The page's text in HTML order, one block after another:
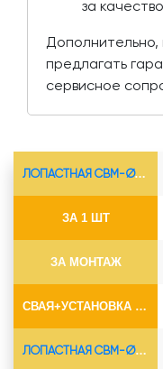
за
Дополнительно,
предлагать
сервисное
ЛОПАСТНАЯ СВМ-Ø73*5.5
ЗА 1 ШТ
ЗА МОНТАЖ
СВАЯ+УСТАНОВКА (БЕЗ ОГОЛОВКА)
ЛОПАСТНАЯ СВМ-Ø89*6.5